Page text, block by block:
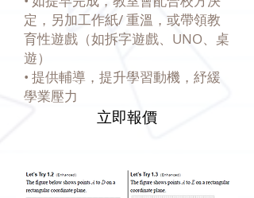
定，另加工作紙/ 重溫，或帶領教
育性遊戲（如拆字遊戲、UNO、桌
遊）
• 提供輔導，提升學習動機，紓緩
學業壓力
立即報價